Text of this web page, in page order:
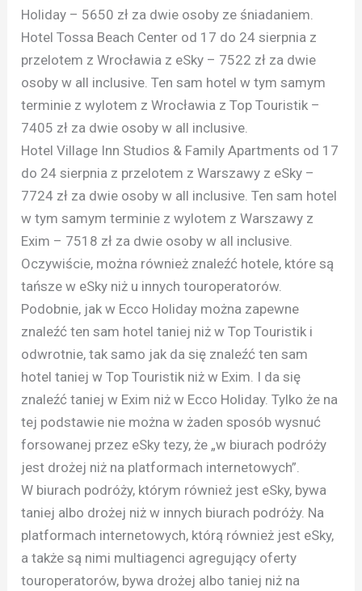
Holiday – 5650 zł za dwie osoby ze śniadaniem.
Hotel Tossa Beach Center od 17 do 24 sierpnia z
przelotem z Wrocławia z eSky – 7522 zł za dwie
osoby w all inclusive. Ten sam hotel w tym samym
terminie z wylotem z Wrocławia z Top Touristik –
7405 zł za dwie osoby w all inclusive.
Hotel Village Inn Studios & Family Apartments od 17
do 24 sierpnia z przelotem z Warszawy z eSky –
7724 zł za dwie osoby w all inclusive. Ten sam hotel
w tym samym terminie z wylotem z Warszawy z
Exim – 7518 zł za dwie osoby w all inclusive.
Oczywiście, można również znaleźć hotele, które są
tańsze w eSky niż u innych touroperatorów.
Podobnie, jak w Ecco Holiday można zapewne
znaleźć ten sam hotel taniej niż w Top Touristik i
odwrotnie, tak samo jak da się znaleźć ten sam
hotel taniej w Top Touristik niż w Exim. I da się
znaleźć taniej w Exim niż w Ecco Holiday. Tylko że na
tej podstawie nie można w żaden sposób wysnuć
forsowanej przez eSky tezy, że „w biurach podróży
jest drożej niż na platformach internetowych”.
W biurach podróży, którym również jest eSky, bywa
taniej albo drożej niż w innych biurach podróży. Na
platformach internetowych, którą również jest eSky,
a także są nimi multiagenci agregujący oferty
touroperatorów, bywa drożej albo taniej niż na